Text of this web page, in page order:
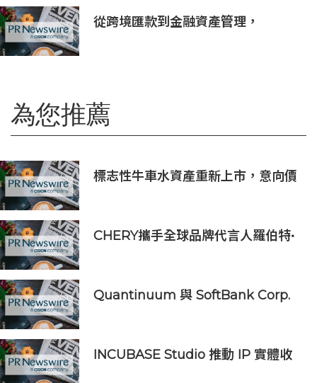
從跨境匯款到金融資產管理，
為您推薦
標志性牛車水資產重新上市，意向價
連的保留店屋
CHERY攜手全球品牌代言人羅伯特•
Quantinuum 與 SoftBank Corp.
INCUBASE Studio 推動 IP 實體收